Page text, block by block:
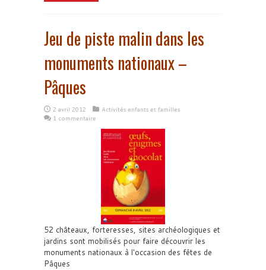
Jeu de piste malin dans les
monuments nationaux –
Pâques
2 avril 2012
Activités enfants et familles
1 commentaire
52 châteaux, forteresses, sites archéologiques et
jardins sont mobilisés pour faire découvrir les
monuments nationaux à l'occasion des fêtes de
Pâques